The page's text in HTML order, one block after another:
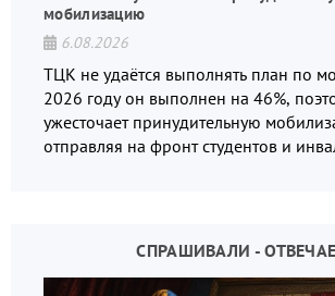
мобилизацию
6.08.2026
ТЦК не удаётся выполнять план по
2026 году он выполнен на 46%,
ужесточает принудительную
отправляя на фронт студентов и
СПРАШИВАЛИ -